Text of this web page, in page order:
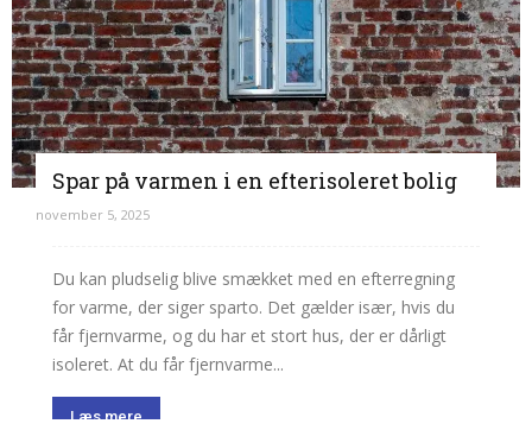
Spar på varmen i en efterisoleret bolig
november 5, 2025
Du kan pludselig blive smækket med en efterregning
for varme, der siger sparto. Det gælder især, hvis du
får fjernvarme, og du har et stort hus, der er dårligt
isoleret. At du får fjernvarme...
Læs mere